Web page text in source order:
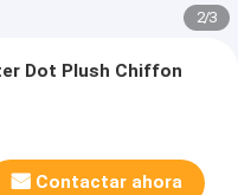
2/3
Dot Plush Chiffon
Contactar ahora